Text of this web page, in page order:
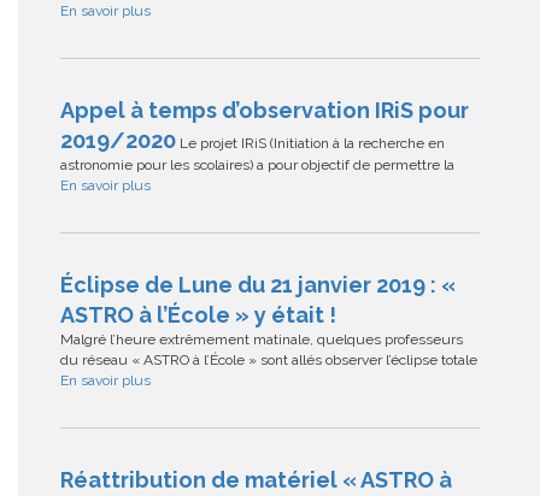
En savoir plus
Appel à temps d’observation IRiS pour
2019/2020 Le projet IRiS (Initiation à la recherche en
astronomie pour les scolaires) a pour objectif de permettre la
En savoir plus
Éclipse de Lune du 21 janvier 2019 : «
ASTRO à l’École » y était !
Malgré l’heure extrêmement matinale, quelques professeurs
du réseau « ASTRO à l’École » sont allés observer l’éclipse totale
En savoir plus
Réattribution de matériel « ASTRO à